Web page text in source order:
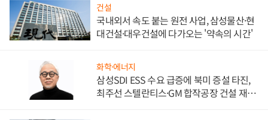
건설
국내외서 속도 붙는 원전 사업, 삼성물산·현
대건설·대우건설에 다가오는 '약속의 시간'
화학·에너지
삼성SDI ESS 수요 급증에 북미 증설 타진,
최주선 스텔란티스·GM 합작공장 건설 재추